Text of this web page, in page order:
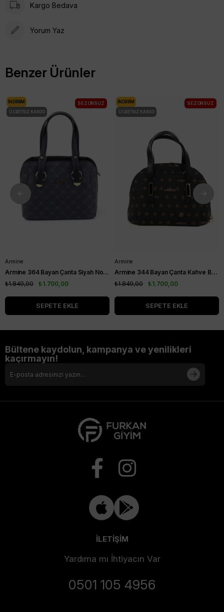
Kargo Bedava
Yorum Yaz
Benzer Ürünler
Armine
Armine 364 Bayan Çanta Siyah Noktalı
₺1.700,00
₺1.849,90
SEPETE EKLE
İNDIRIM
ÜCRETSIZ KARGO
SEZONSUZ
Armine
Armine 344 Bayan Çanta Kahve Baskılı
₺1.700,00
₺1.849,90
SEPETE EKLE
İNDIRIM
ÜCRETSIZ KARGO
SEZONSUZ
Bültene kaydolun, kampanya ve yenilikleri
kaçırmayın!
İLETİŞİM
Yardıma mı İhtiyacın Var
0501 105 4956